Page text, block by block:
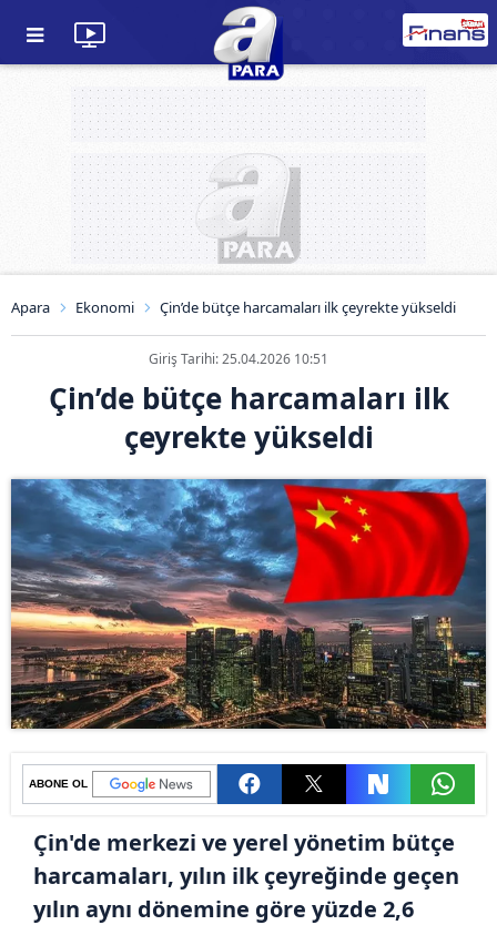
Apara Ekonomi Çin’de bütçe harcamaları ilk çeyrekte yükseldi
Giriş Tarihi: 25.04.2026 10:51
Çin’de bütçe harcamaları ilk
çeyrekte yükseldi
ABONE OL
Çin'de merkezi ve yerel yönetim bütçe
harcamaları, yılın ilk çeyreğinde geçen
yılın aynı dönemine göre yüzde 2,6